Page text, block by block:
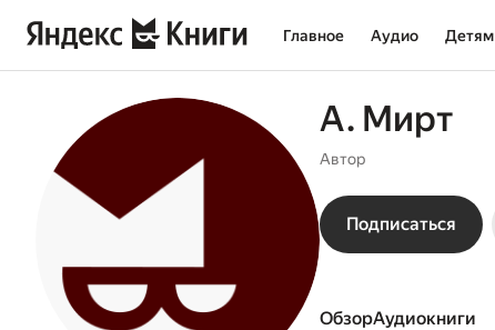
Главное Аудио Детям
А. Мирт
Автор
Подписаться
Обзор аудиокниги